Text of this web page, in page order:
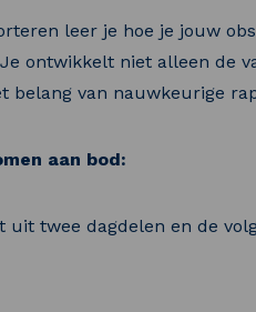
leer je hoe je jouw
ontwikkelt niet alleen de
belang van nauwkeurige
aan bod:
uit twee dagdelen en de